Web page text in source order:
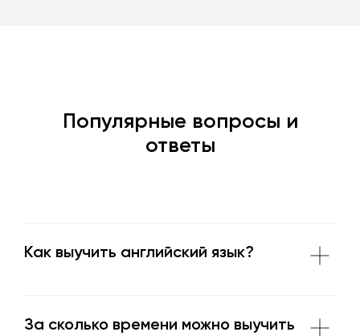
Популярные вопросы и
ответы
Как выучить английский язык?
За сколько времени можно выучить